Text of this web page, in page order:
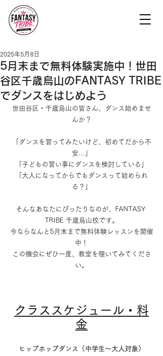
5月末まで無料体験実施中！世田
谷区千歳烏山のFANTASY TRIBE
でダンスをはじめよう
2025年5月8日
世田谷区・千歳烏山の皆さん、ダンス始めませ
んか？
「ダンスを習ってみたいけど、初めてだから不
安…」
「子どもの習い事にダンスを検討している」
「大人になってからでもダンスって始められ
る？」
そんなあなたにぴったりなのが、FANTASY
TRIBE 千歳烏山校です。
今ならなんと5月末まで無料体験レッスンを開催
中！
この機会にぜひ一度、教室を覗いてみてくださ
い。
クラススケジュール・料
金
ヒップホップダンス（中学生～大人対象）